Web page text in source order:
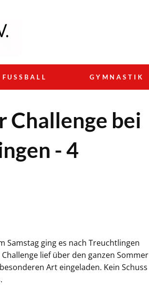
FUSSBALL GYMNASTIK
Challenge bei
- 4
Samstag ging es nach Treuchtlingen
lief über den ganzen Sommer
Art eingeladen. Kein Schuss